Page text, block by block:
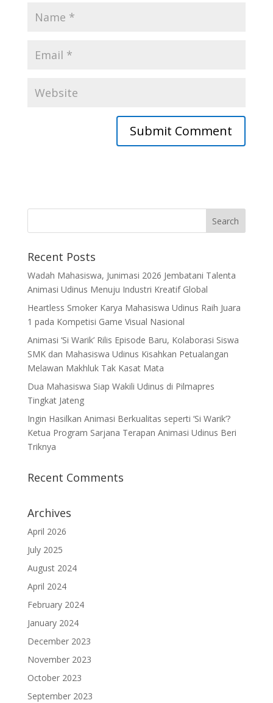
Recent Posts
Wadah Mahasiswa, Junimasi 2026 Jembatani Talenta
Animasi Udinus Menuju Industri Kreatif Global
Heartless Smoker Karya Mahasiswa Udinus Raih Juara
1 pada Kompetisi Game Visual Nasional
Animasi ‘Si Warik’ Rilis Episode Baru, Kolaborasi Siswa
SMK dan Mahasiswa Udinus Kisahkan Petualangan
Melawan Makhluk Tak Kasat Mata
Dua Mahasiswa Siap Wakili Udinus di Pilmapres
Tingkat Jateng
Ingin Hasilkan Animasi Berkualitas seperti ‘Si Warik’?
Ketua Program Sarjana Terapan Animasi Udinus Beri
Triknya
Recent Comments
Archives
April 2026
July 2025
August 2024
April 2024
February 2024
January 2024
December 2023
November 2023
October 2023
September 2023